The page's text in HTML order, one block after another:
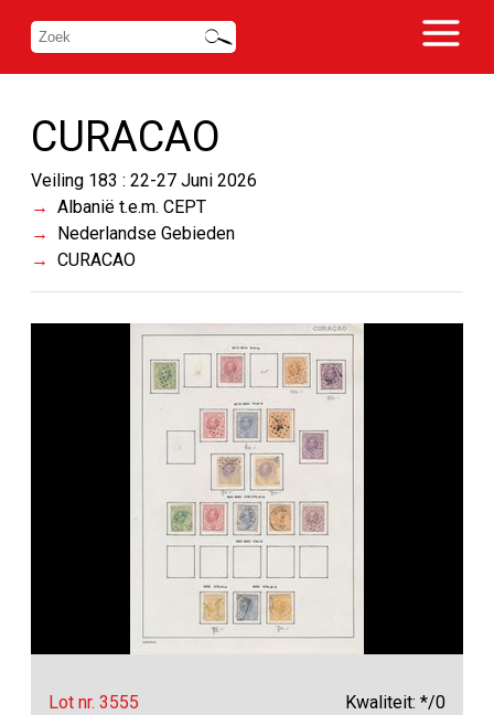
CURACAO
Veiling 183 : 22-27 Juni 2026
Albanië t.e.m. CEPT
Nederlandse Gebieden
CURACAO
Lot nr. 3555 Kwaliteit: */0